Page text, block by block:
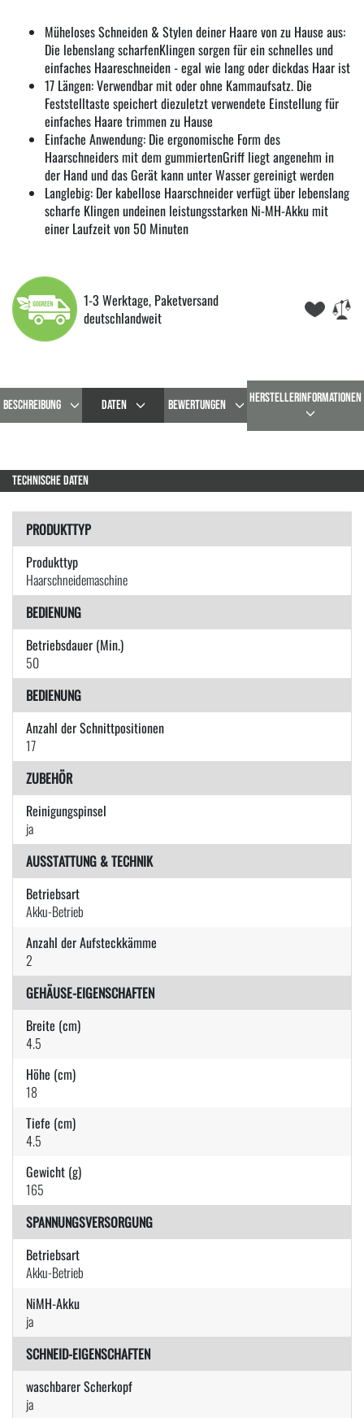
Müheloses Schneiden & Stylen deiner Haare von zu Hause aus:
Die lebenslang scharfenKlingen sorgen für ein schnelles und
einfaches Haareschneiden - egal wie lang oder dickdas Haar ist
17 Längen: Verwendbar mit oder ohne Kammaufsatz. Die
Feststelltaste speichert diezuletzt verwendete Einstellung für
einfaches Haare trimmen zu Hause
Einfache Anwendung: Die ergonomische Form des
Haarschneiders mit dem gummiertenGriff liegt angenehm in
der Hand und das Gerät kann unter Wasser gereinigt werden
Langlebig: Der kabellose Haarschneider verfügt über lebenslang
scharfe Klingen undeinen leistungsstarken Ni-MH-Akku mit
einer Laufzeit von 50 Minuten
1-3 Werktage, Paketversand
deutschlandweit
BESCHREIBUNG DATEN BEWERTUNGEN HERSTELLERINFORMATIONEN
TECHNISCHE DATEN
PRODUKTTYP
Produkttyp
Haarschneidemaschine
BEDIENUNG
Betriebsdauer (Min.)
50
BEDIENUNG
Anzahl der Schnittpositionen
17
ZUBEHÖR
Reinigungspinsel
ja
AUSSTATTUNG & TECHNIK
Betriebsart
Akku-Betrieb
Anzahl der Aufsteckkämme
2
GEHÄUSE-EIGENSCHAFTEN
Breite (cm)
4.5
Höhe (cm)
18
Tiefe (cm)
4.5
Gewicht (g)
165
SPANNUNGSVERSORGUNG
Betriebsart
Akku-Betrieb
NiMH-Akku
ja
SCHNEID-EIGENSCHAFTEN
waschbarer Scherkopf
ja